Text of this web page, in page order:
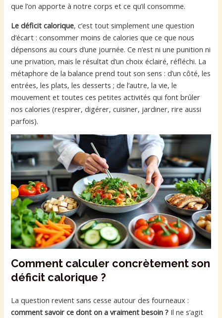
que l’on apporte à notre corps et ce qu’il consomme.
Le déficit calorique, c’est tout simplement une question
d’écart : consommer moins de calories que ce que nous
dépensons au cours d’une journée. Ce n’est ni une punition ni
une privation, mais le résultat d’un choix éclairé, réfléchi. La
métaphore de la balance prend tout son sens : d’un côté, les
entrées, les plats, les desserts ; de l’autre, la vie, le
mouvement et toutes ces petites activités qui font brûler
nos calories (respirer, digérer, cuisiner, jardiner, rire aussi
parfois).
Comment calculer concrètement son
déficit calorique ?
La question revient sans cesse autour des fourneaux :
comment savoir ce dont on a vraiment besoin ? Il ne s’agit